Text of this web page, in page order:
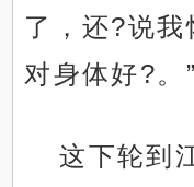
了，还?说
对身体好?。”
这下轮到